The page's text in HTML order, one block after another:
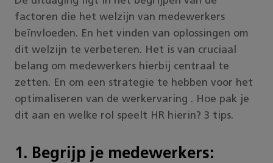
factoren die het welzijn van medewerkers
beïnvloeden. En het vinden van oplossingen om
dit welzijn te verbeteren. Het is van cruciaal
belang om medewerkers hierbij centraal te
zetten. En om een strategie te hebben voor het
optimaliseren van de werkervaring . Hoe pak je
dit aan en welke rol speelt HR hierin? 3 tips.
1. Begrijp je medewerkers: